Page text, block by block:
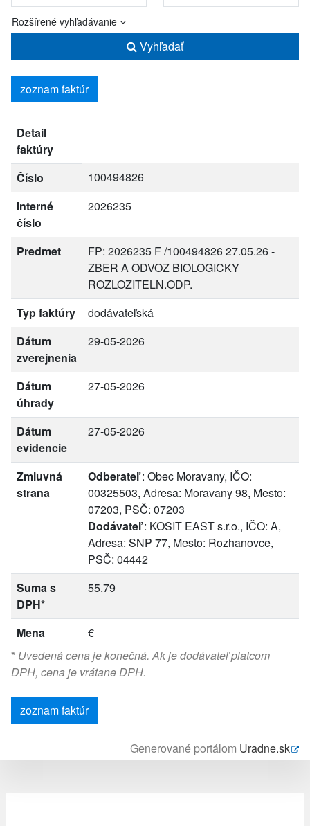
Rozšírené vyhľadávanie
Vyhľadať
zoznam faktúr
Detail
faktúry
Číslo
100494826
Interné
číslo
2026235
Predmet
FP: 2026235 F /100494826 27.05.26 -
ZBER A ODVOZ BIOLOGICKY
ROZLOZITELN.ODP.
Typ faktúry
dodávateľská
Dátum
zverejnenia
29-05-2026
Dátum
úhrady
27-05-2026
Dátum
evidencie
27-05-2026
Zmluvná
strana
Odberateľ: Obec Moravany, IČO:
00325503, Adresa: Moravany 98, Mesto:
07203, PSČ: 07203
Dodávateľ: KOSIT EAST s.r.o., IČO: A,
Adresa: SNP 77, Mesto: Rozhanovce,
PSČ: 04442
Suma s
DPH*
55.79
Mena
€
* Uvedená cena je konečná. Ak je dodávateľ platcom
DPH, cena je vrátane DPH.
zoznam faktúr
Generované portálom Uradne.sk